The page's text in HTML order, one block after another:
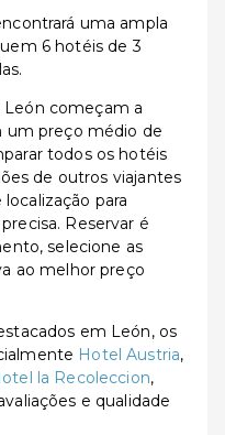
uma ampla
6 hotéis de 3
começam a
um preço médio de
todos os hotéis
de outros viajantes
para
Reservar é
selecione as
ao melhor preço
em León, os
Hotel Austria,
la Recoleccion,
e qualidade